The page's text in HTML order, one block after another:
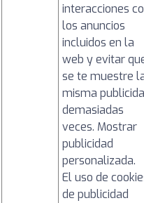
interacciones
los anuncios
incluidos en la
web y evitar
se te muestre
misma
demasiadas
veces. Mostrar
publicidad
personalizada.
El uso de
de publicidad